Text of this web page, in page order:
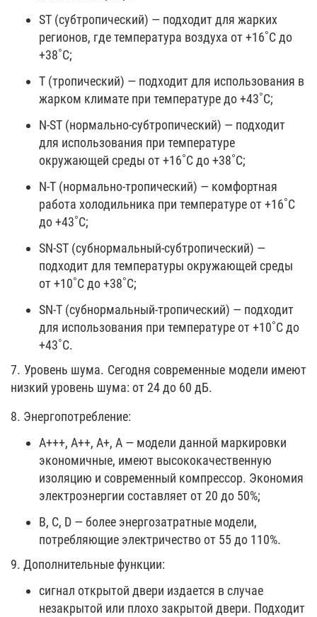
ST (субтропический) — подходит для жарких
регионов, где температура воздуха от +16˚С до
+38˚С;
T (тропический) — подходит для использования в
жарком климате при температуре до +43˚С;
N-ST (нормально-субтропический) — подходит
для использования при температуре
окружающей среды от +16˚С до +38˚С;
N-T (нормально-тропический) — комфортная
работа холодильника при температуре от +16˚С
до +43˚С;
SN-ST (субнормальный-субтропический) —
подходит для температуры окружающей среды
от +10˚С до +38˚С;
SN-T (субнормальный-тропический) — подходит
для использования при температуре от +10˚С до
+43˚С.
7. Уровень шума. Сегодня современные модели имеют
низкий уровень шума: от 24 до 60 дБ.
8. Энергопотребление:
А+++, А++, А+, А — модели данной маркировки
экономичные, имеют высококачественную
изоляцию и современный компрессор. Экономия
электроэнергии составляет от 20 до 50%;
B, C, D — более энергозатратные модели,
потребляющие электричество от 55 до 110%.
9. Дополнительные функции:
сигнал открытой двери издается в случае
незакрытой или плохо закрытой двери. Подходит